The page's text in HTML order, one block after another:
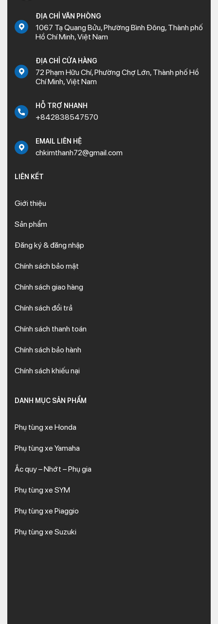
ĐỊA CHỈ VĂN PHÒNG
1067 Tạ Quang Bửu, Phường Bình Đông, Thành phố
Hồ Chí Minh, Việt Nam
ĐỊA CHỈ CỬA HÀNG
72 Phạm Hữu Chí, Phường Chợ Lớn, Thành phố Hồ
Chí Minh, Việt Nam
HỖ TRỢ NHANH
+842838547570
EMAIL LIÊN HỆ
chkimthanh72@gmail.com
LIÊN KẾT
Giới thiệu
Sản phẩm
Đăng ký & đăng nhập
Chính sách bảo mật
Chính sách giao hàng
Chính sách đổi trả
Chính sách thanh toán
Chính sách bảo hành
Chính sách khiếu nại
DANH MỤC SẢN PHẨM
Phụ tùng xe Honda
Phụ tùng xe Yamaha
Ắc quy – Nhớt – Phụ gia
Phụ tùng xe SYM
Phụ tùng xe Piaggio
Phụ tùng xe Suzuki